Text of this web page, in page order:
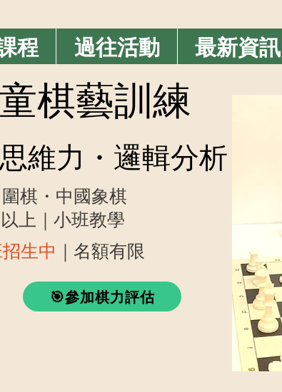
程 過往活動 最新資訊
棋藝訓練
維力・邏輯分析
棋・中國象棋
上｜小班教學
生中 ｜名額有限
🎯參加棋力評估